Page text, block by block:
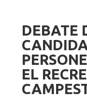
DEBATE
EL